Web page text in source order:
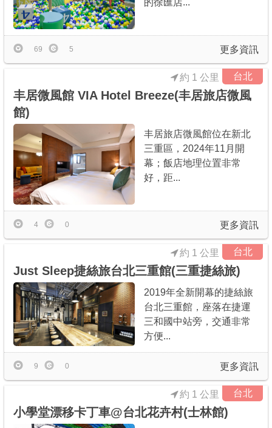
的徐匯店...
更多資訊
69 5
台北
丰居微風館 VIA Hotel Breeze(丰居旅店微風
館)
約 1 公里
丰居旅店微風館位在新北
三重區，2024年11月開
幕；飯店地理位置非常
好，距...
更多資訊
4 0
台北
Just Sleep捷絲旅台北三重館(三重捷絲旅)
約 1 公里
2019年全新開幕的捷絲旅
台北三重館，座落在捷運
三和國中站旁，交通非常
方便...
更多資訊
9 0
台北
小學堂漂移卡丁車@台北花卉村(士林館)
約 1 公里